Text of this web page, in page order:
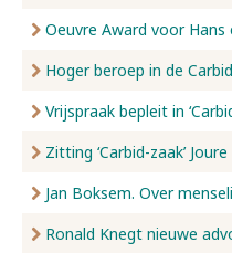
Oeuvre Award voor Hans
Hoger beroep in de
Vrijspraak bepleit in
Zitting ‘Carbid-zaak’
Jan Boksem. Over
Ronald Knegt nieuwe